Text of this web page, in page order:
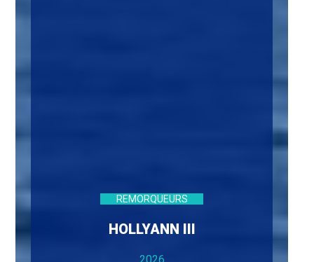
REMORQUEURS
HOLLYANN III